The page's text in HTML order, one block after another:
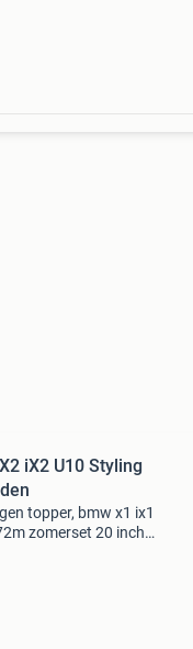
iX2 U10 Styling
topper, bmw x1 ix1
zomerset 20 inch